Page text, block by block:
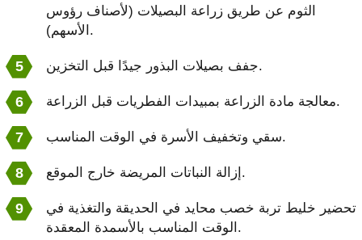
الثوم عن طريق زراعة البصيلات (لأصناف رؤوس
الأسهم).
جفف بصيلات البذور جيدًا قبل التخزين.
معالجة مادة الزراعة بمبيدات الفطريات قبل الزراعة.
سقي وتخفيف الأسرة في الوقت المناسب.
إزالة النباتات المريضة خارج الموقع.
تحضير خليط تربة خصب محايد في الحديقة والتغذية في
الوقت المناسب بالأسمدة المعقدة.